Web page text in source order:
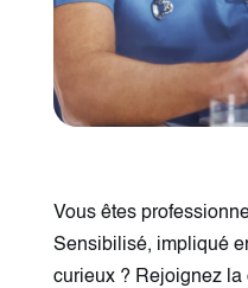
Vous êtes
Sensibilisé, impliqué
curieux ? Rejoignez la